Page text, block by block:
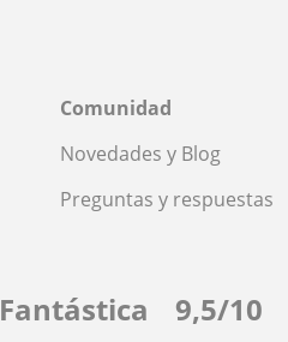
Comunidad
Novedades y Blog
Preguntas y respuestas
Fantástica 9,5/10